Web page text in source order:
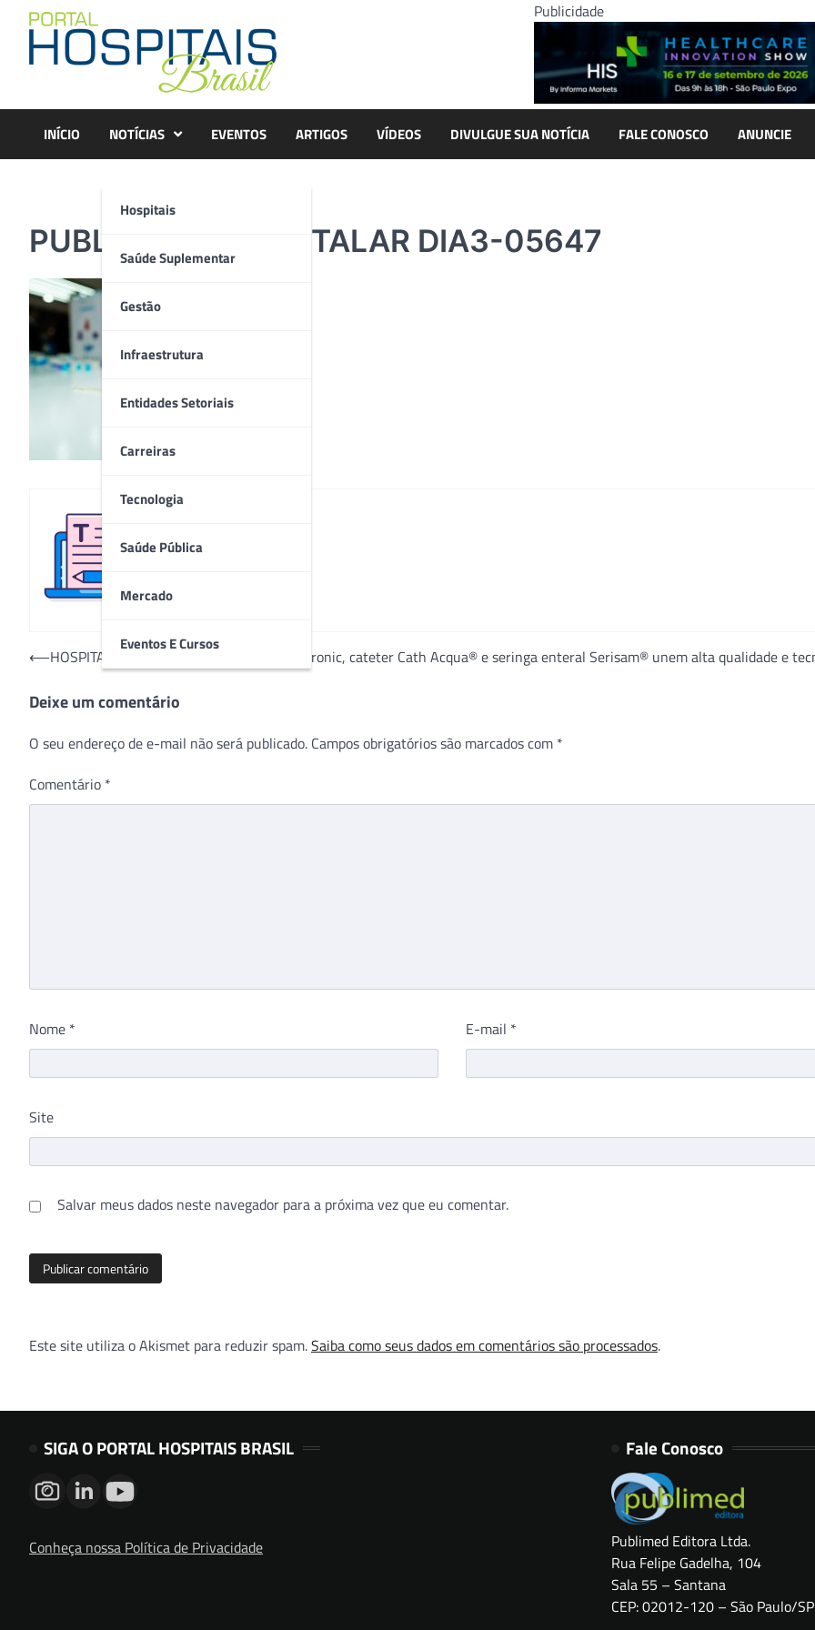
content
Publicidade
INÍCIO NOTÍCIAS
Hospitais
Saúde Suplementar
Gestão
Infraestrutura
Entidades Setoriais
Carreiras
Tecnologia
Saúde Pública
Mercado
Eventos E Cursos
EVENTOS ARTIGOS VÍDEOS DIVULGUE SUA NOTÍCIA FALE CONOSCO ANUNCIE
PUBLIMED – HOSPITALAR DIA3-05647
Redação
Navegação
Post
⟵HOSPITALAR 2025: Lançamentos da Samtronic, cateter Cath Acqua® e seringa enteral Serisam® unem alta qualidade e
Deixe um comentário
O seu endereço de e-mail não será publicado. Campos obrigatórios são marcados com *
Comentário *
Nome * E-mail *
Site
Salvar meus dados neste navegador para a próxima vez que eu comentar.
Este site utiliza o Akismet para reduzir spam.Saiba como seus dados em comentários são processados.
SIGA O PORTAL HOSPITAIS BRASIL
Conheça nossa Política de Privacidade
Fale Conosco
Publimed Editora Ltda.
Rua Felipe Gadelha, 104
Sala 55 – Santana
CEP: 02012-120 – São Paulo/SP